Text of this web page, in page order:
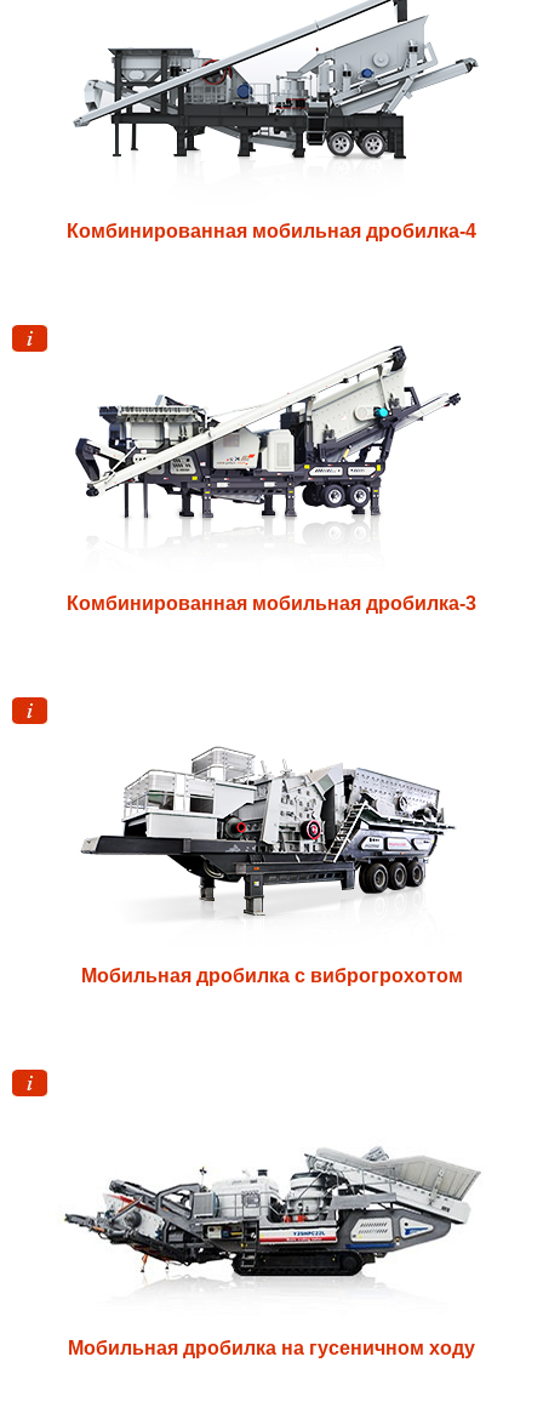
Комбинированная мобильная дробилка-4
Комбинированная мобильная дробилка-3
Мобильная дробилка с виброгрохотом
Мобильная дробилка на гусеничном ходу